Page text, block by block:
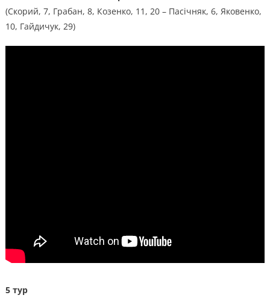
(Скорий, 7, Грабан, 8, Козенко, 11, 20 – Пасічняк, 6, Яковенко,
10, Гайдичук, 29)
5 тур